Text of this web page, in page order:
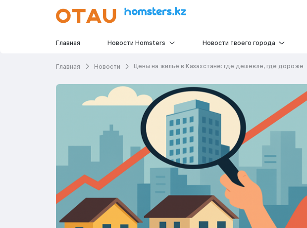
Главная Новости Homsters Новости твоего города
Главная Новости Цены на жильё в Казахстане: где дешевле, где дороже